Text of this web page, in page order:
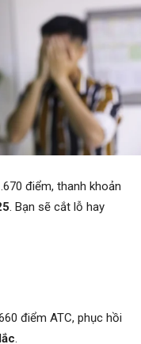
điểm, thanh khoản
. Bạn sẽ cắt lỗ hay
điểm ATC, phục hồi
.